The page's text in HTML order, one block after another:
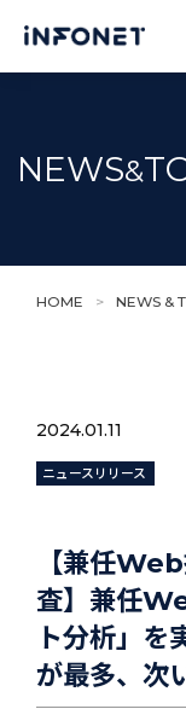
NEWS&
HOME > NEWS &
2024.01.11
ニュースリリース
【兼任
査】兼任
ト分析」を
が最多、次